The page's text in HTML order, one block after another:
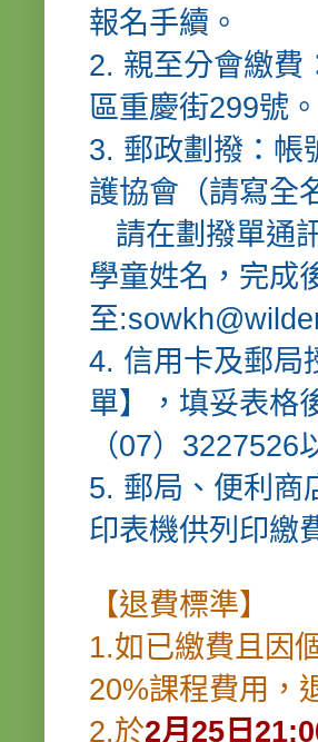
報名手續。
2. 親至分會繳費
區重慶街299號。
3. 郵政劃撥：帳
護協會（請寫全
請在劃撥單通
學童姓名，完成
至:
4. 信用卡及郵局
單】，填妥表格
（07）3227526
5. 郵局、便利商
印表機供列印繳
【退費標準】
1.如已繳費且因
20%課程費用，
2.於2月25日